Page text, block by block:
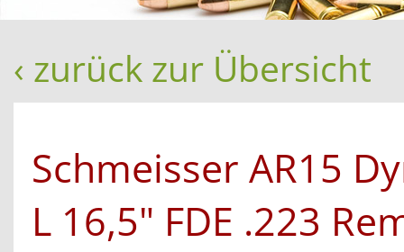
‹ zurück zur Übersicht
Schmeisser AR15
L 16,5" FDE .223